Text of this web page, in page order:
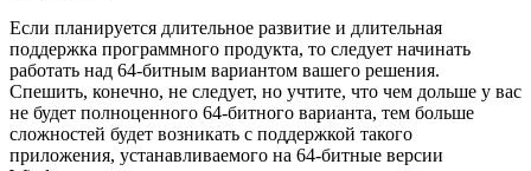
Если планируется длительное развитие и длительная
поддержка программного продукта, то следует начинать
работать над 64-битным вариантом вашего решения.
Спешить, конечно, не следует, но учтите, что чем дольше у вас
не будет полноценного 64-битного варианта, тем больше
сложностей будет возникать с поддержкой такого
приложения, устанавливаемого на 64-битные версии